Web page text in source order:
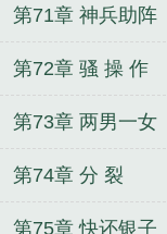
第71章 神兵助阵
第72章 骚 操 作
第73章 两男一女
第74章 分 裂
第75章 快还银子